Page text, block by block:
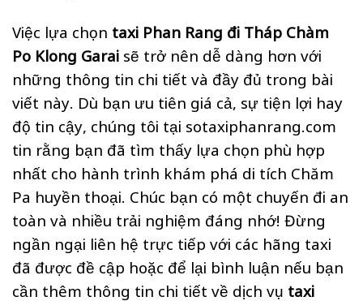
Việc lựa chọn taxi Phan Rang đi Tháp Chàm
Po Klong Garai sẽ trở nên dễ dàng hơn với
những thông tin chi tiết và đầy đủ trong bài
viết này. Dù bạn ưu tiên giá cả, sự tiện lợi hay
độ tin cậy, chúng tôi tại sotaxiphanrang.com
tin rằng bạn đã tìm thấy lựa chọn phù hợp
nhất cho hành trình khám phá di tích Chăm
Pa huyền thoại. Chúc bạn có một chuyến đi an
toàn và nhiều trải nghiệm đáng nhớ! Đừng
ngần ngại liên hệ trực tiếp với các hãng taxi
đã được đề cập hoặc để lại bình luận nếu bạn
cần thêm thông tin chi tiết về dịch vụ taxi